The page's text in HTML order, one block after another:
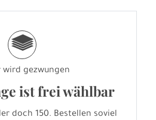
g
wird gezwungen
ist frei wählbar
doch 150. Bestellen soviel